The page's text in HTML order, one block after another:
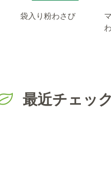
袋入り粉わさび
最近チェッ